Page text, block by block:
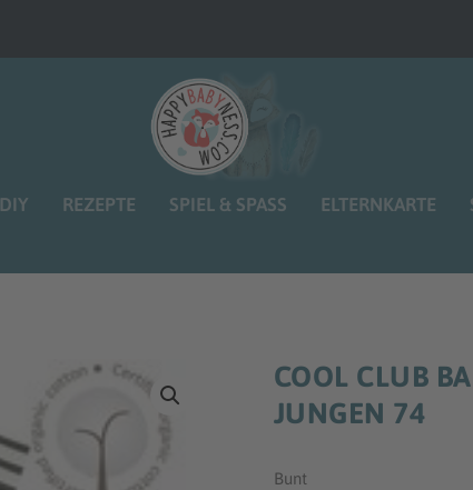
DIY REZEPTE SPIEL & SPASS ELTERNKARTE
COOL CLUB
JUNGEN 74
Bunt